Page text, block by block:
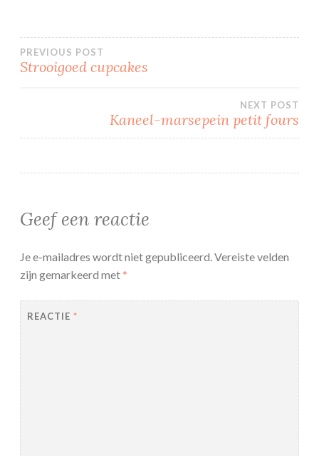
Bericht
PREVIOUS POST
Strooigoed cupcakes
NEXT POST
Kaneel-marsepein petit fours
Geef een reactie
Je e-mailadres wordt niet gepubliceerd.Vereiste velden
zijn gemarkeerd met*
REACTIE *